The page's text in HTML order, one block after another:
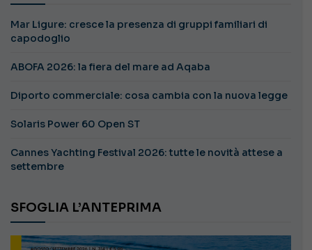
Mar Ligure: cresce la presenza di gruppi familiari di
capodoglio
ABOFA 2026: la fiera del mare ad Aqaba
Diporto commerciale: cosa cambia con la nuova legge
Solaris Power 60 Open ST
Cannes Yachting Festival 2026: tutte le novità attese a
settembre
SFOGLIA L’ANTEPRIMA